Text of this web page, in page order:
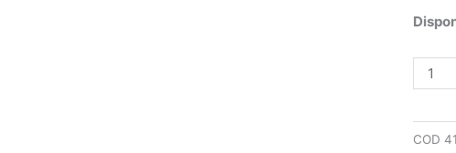
Kit
art.
-
Oleo
COD